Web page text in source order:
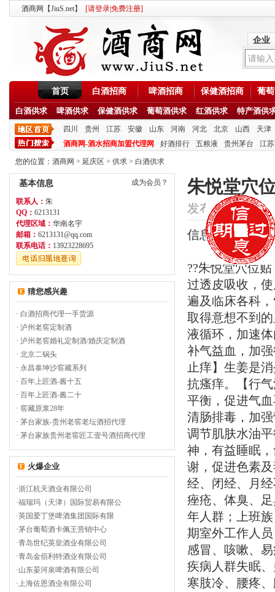
酒商网【JiuS.net】 [请登录免费注册]
企业
首页 白酒招商 啤酒招商 保健酒招商 葡
白酒供求 啤酒供求 保健酒供求 葡萄酒供求 红酒供求 特产酒供
四川 贵州 江苏 安徽 山东 河南 河北 北京 山西
天津
酒商网-酒水招商加盟代理网
好酒排行 五粮液 贵州茅台 江
您的位置： 酒商网 > 延庆区 > 供求 > 白酒供求
成为会员？
基本信息
联系人： 朱
QQ： 6213131
代理区域： 华南名宇
邮箱： 6213131@qq.com
联系电话： 13923228695
猜您感兴趣
· 白酒招商代理一手货源
· 泸州老窖定制酒
· 泸州老窖婚礼定制酒/婚庆定制酒
· 北京二锅头
· 永昌泰坤沙窖藏系列
· 百年上匠酒-酱十五
· 百年上匠酒-酱二十
· 窖藏原浆28年
· 茅台家族-贵州老窖老坛酒招代理
· 茅台家族贵州老窖匠工壹号酒招商代理
火爆企业
·浙江杭天酒业有限公司
·福瑞玛（天津）国际贸易有限公
·英国爱丁堡啤酒集团国际有限
·茅台葡萄酒卡佩王营销中心
·青岛世纪英皇酒业有限公司
·青岛金佰利特酒业有限公司
·山东晏河泉啤酒有限公司
·上海佐恩酒业有限公司
朱悦堂穴
发布时间：
信息类型：供应
??朱悦堂穴位
过透皮吸收，
遍及临床各科
取得意想不到
液循环，加速
补气益血，加
止痒】生姜是
抗瘙痒。【行
平衡，促进气
清肠排毒，加
调节肌肤水油
神，有益睡眠
谢，促进色素
经、闭经、月
痤疮、体臭、
年人群；上班
期室外工作人
感冒、咳嗽、
疾病人群失眠
寒肢冷、腰疼